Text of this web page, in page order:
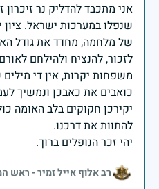
אני מתכבד להדליק נר זיכרון
שנפלו במערכות ישראל. ציון
של מלחמה, מחדד את גודל
משפחות יקרות, אין די
כואבים את כאבכן ונמשיך
יקירכן חקוקים בלב האומה
יהי זכר הנופלים ברוך.
רב אלוף אייל זמיר - ראש